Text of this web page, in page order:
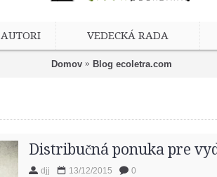
AUTORI VEDECKÁ RADA
Domov Blog ecoletra.com
Distribučná ponuka pre
djj 13/12/2015 0